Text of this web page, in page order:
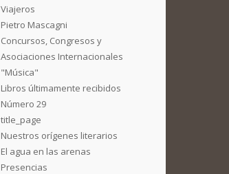
Viajeros
Pietro Mascagni
Concursos, Congresos y
Asociaciones Internacionales
"Música"
Libros últimamente recibidos
Número 29
title_page
Nuestros orígenes literarios
El agua en las arenas
Presencias